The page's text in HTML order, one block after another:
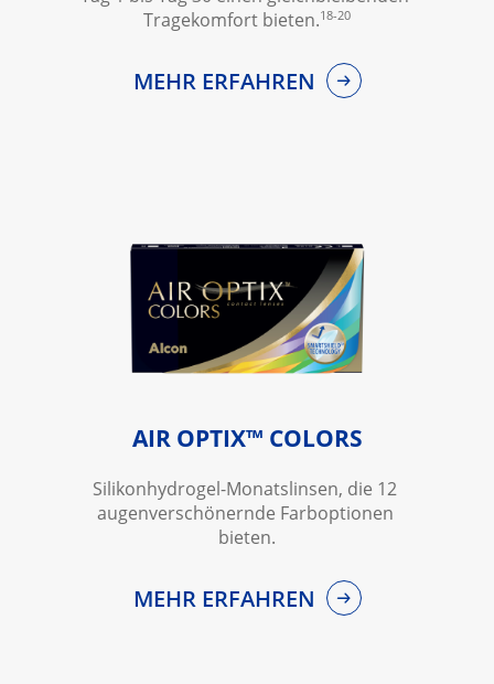
Tragekomfort bieten.18-20
MEHR ERFAHREN
AIR OPTIX™ COLORS
Silikonhydrogel-Monatslinsen, die 12
augenverschönernde Farboptionen
bieten.
MEHR ERFAHREN